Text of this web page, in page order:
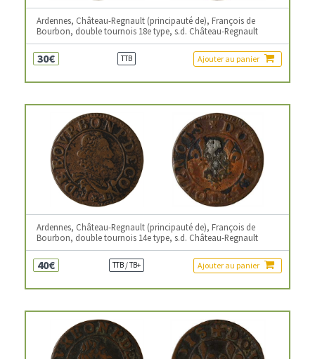
Ardennes, Château-Regnault (principauté de), François de
Bourbon, double tournois 18e type, s.d. Château-Regnault
30€ TTB Ajouter au panier
Ardennes, Château-Regnault (principauté de), François de
Bourbon, double tournois 14e type, s.d. Château-Regnault
40€ TTB / TB+ Ajouter au panier